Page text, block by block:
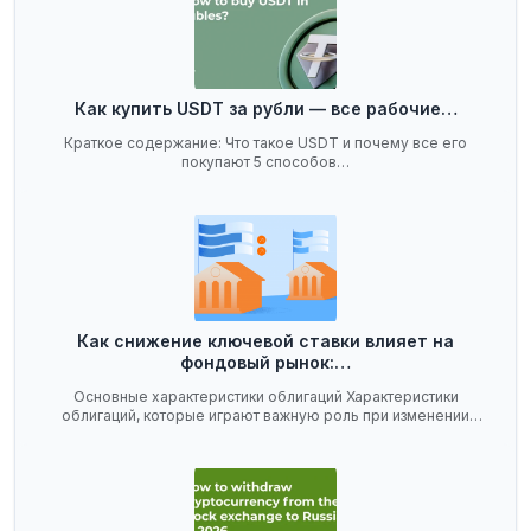
Как купить USDT за рубли — все рабочие…
Краткое содержание: Что такое USDT и почему все его
покупают 5 способов…
Как снижение ключевой ставки влияет на
фондовый рынок:…
Основные характеристики облигаций Характеристики
облигаций, которые играют важную роль при изменении